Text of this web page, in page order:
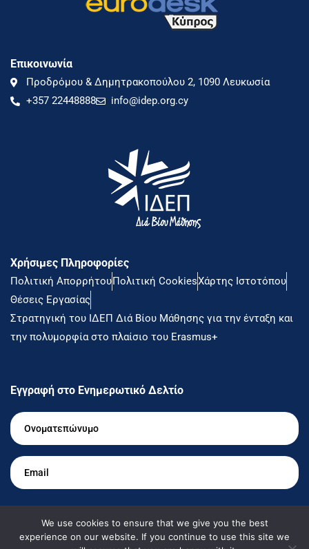
Επικοινωνία
Προδρόμου & Δημητρακοπούλου 2, 1090 Λευκωσία
+357 22448888
info@idep.org.cy
Χρήσιμες Πληροφορίες
Πολιτική ΑπορρήτουΠολιτική CookiesΧάρτης Ιστοτόπου
Θέσεις Εργασίας
Στρατηγική του ΙΔΕΠ Διά Βίου Μάθησης για την ένταξη και
την πολυμορφία στο πλαίσιο του Erasmus+
Εγγραφή στο Ενημερωτικό Δελτίο
Ονοματεπώνυμο
Email
Θέλω να ενημερώνομαι
We use cookies to ensure that we give you the best
experience on our website. If you continue to use this site we